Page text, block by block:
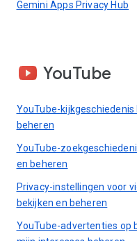
Gemini Apps Privacy Hub
YouTube
YouTube-kijkgeschiedenis
beheren
YouTube-
en beheren
Privacy-instellingen voor
bekijken en beheren
YouTube-advertenties op